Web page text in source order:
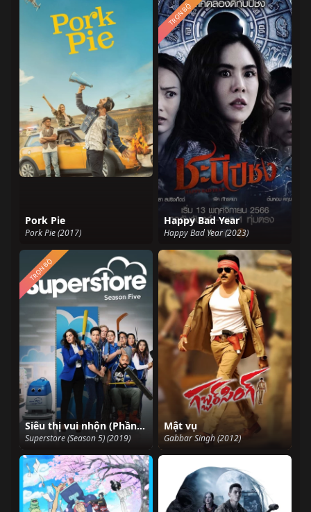
Pork Pie
Pork Pie (2017)
Happy Bad Year
Happy Bad Year (2023)
TRỌN BỘ
Siêu thị vui nhộn (Phần 5)
Superstore (Season 5) (2019)
TRỌN BỘ
Mật vụ
Gabbar Singh (2012)